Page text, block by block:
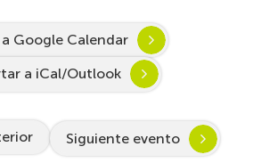
Google Calendar
a iCal/Outlook
Siguiente evento